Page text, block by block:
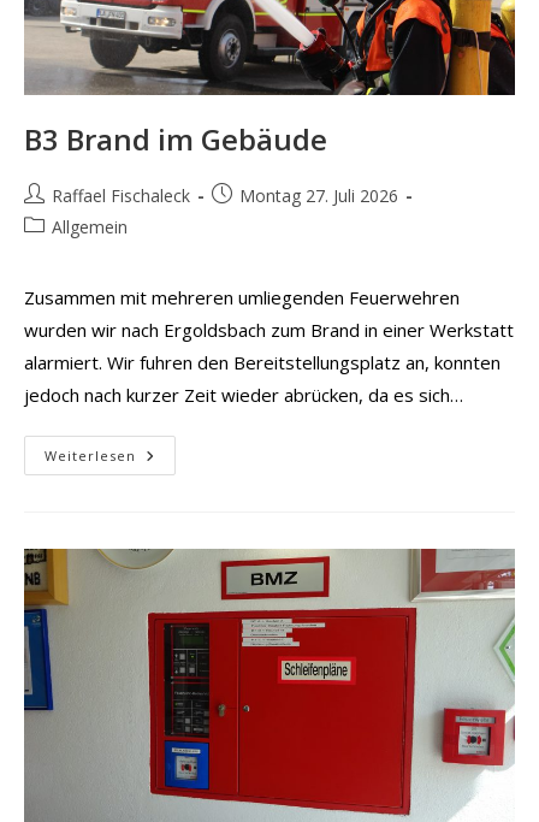
B3 Brand im Gebäude
Beitrags-
Autor:
Raffael Fischaleck
BeitragMontag 27. Juli 2026
Beitrags-
Allgemein
Zusammen mit mehreren umliegenden Feuerwehren
wurden wir nach Ergoldsbach zum Brand in einer Werkstatt
alarmiert. Wir fuhren den Bereitstellungsplatz an, konnten
jedoch nach kurzer Zeit wieder abrücken, da es sich…
Weiterlesen B3
Brand